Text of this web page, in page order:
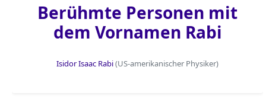
Berühmte Personen mit
dem Vornamen Rabi
Isidor Isaac Rabi(US-amerikanischer Physiker)